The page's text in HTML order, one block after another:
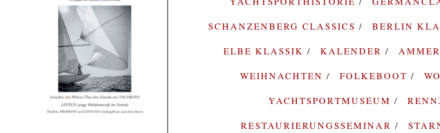
SCHANZENBERG CLASSICS
BERLIN
ELBE KLASSIK
KALENDER
WEIHNACHTEN
FOLKEBOOT
YACHTSPORTMUSEUM
RESTAURIERUNGSSEMINAR